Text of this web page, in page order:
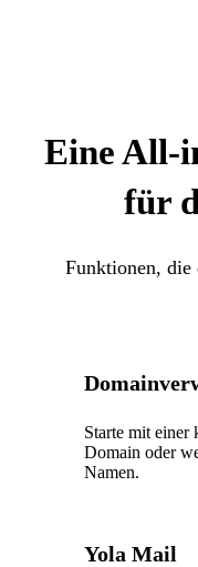
Eine All-
für
Funktionen,
Starte mit einer
Domain oder
Namen.
Yola Mail